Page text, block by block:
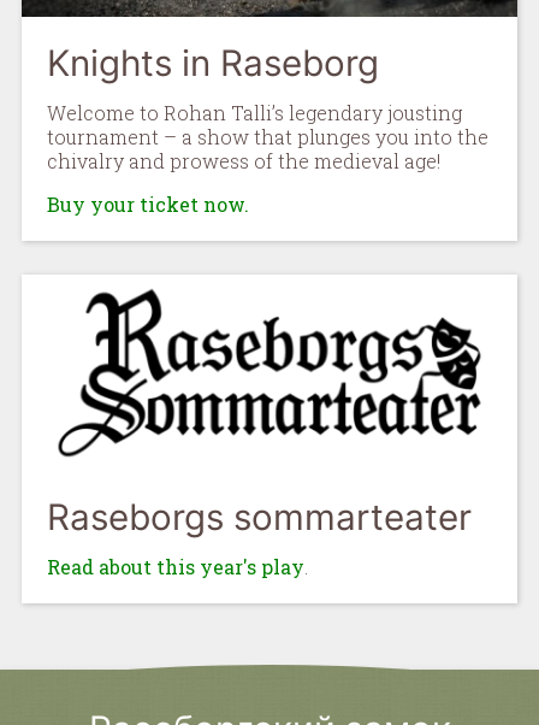
Knights in Raseborg
Welcome to Rohan Talli’s legendary jousting
tournament – a show that plunges you into the
chivalry and prowess of the medieval age!
Buy your ticket now.
Raseborgs sommarteater
Read about this year's play